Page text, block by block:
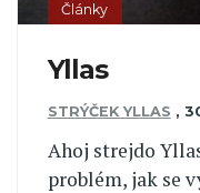
Články
Yllas
STRÝČEK YLLAS ,
Ahoj strejdo
problém, jak se